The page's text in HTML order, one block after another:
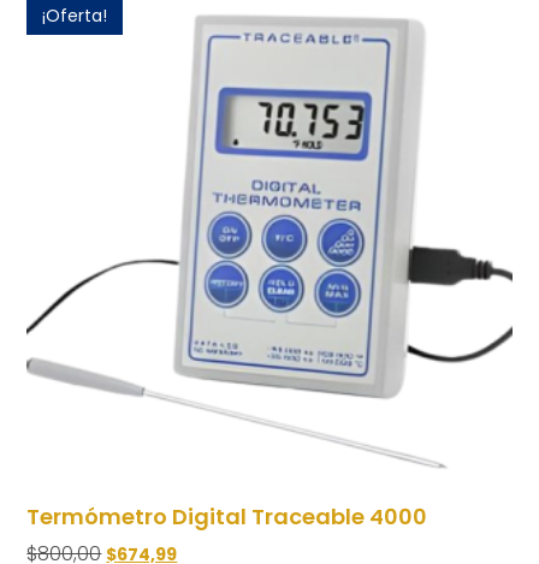
¡Oferta!
Termómetro Digital Traceable 4000
$800,00 $674,99